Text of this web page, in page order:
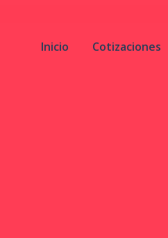
Inicio Cotizaciones